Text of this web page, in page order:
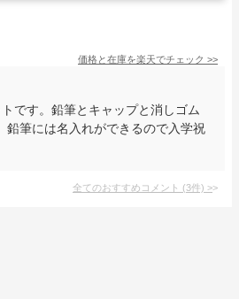
価格と在庫を楽天でチェック >>
です。鉛筆とキャップと消しゴム
鉛筆には名入れができるので入学祝
全てのおすすめコメント (3件) >